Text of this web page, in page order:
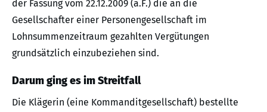
der Fassung vom 22.12.2009 (a.F.) die an die
Gesellschafter einer Personengesellschaft im
Lohnsummenzeitraum gezahlten Vergütungen
grundsätzlich einzubeziehen sind.
Darum ging es im Streitfall
Die Klägerin (eine Kommanditgesellschaft) bestellte